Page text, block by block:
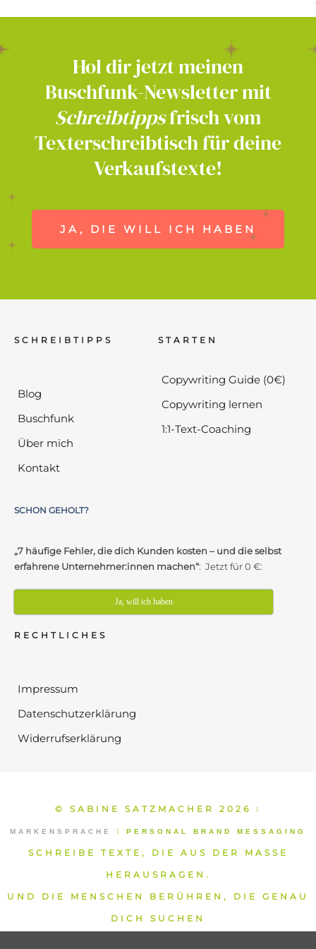
Holdirjetztmeinen
Buschfunk-Newslettermit
Schreibtippsfrischvom
Texterschreibtischfürdeine
Verkaufstexte!
JA, DIE WILL ICH HABEN
SCHREIBTIPPS
Blog
Buschfunk
Über mich
Kontakt
STARTEN
Copywriting Guide (0€)
Copywriting lernen
1:1-Text-Coaching
SCHON GEHOLT?
„7 häufige Fehler, die dich Kunden kosten – und die selbst
erfahrene Unternehmer:innen machen“: Jetzt für 0 €:
Ja, will ich haben
RECHTLICHES
Impressum
Datenschutzerklärung
Widerrufserklärung
© SABINE SATZMACHER 2026 ⁞
MARKENSPRACHE ⁞ PERSONAL BRAND MESSAGING
SCHREIBE TEXTE, DIE AUS DER MASSE
HERAUSRAGEN.
UND DIE MENSCHEN BERÜHREN, DIE GENAU
DICH SUCHEN